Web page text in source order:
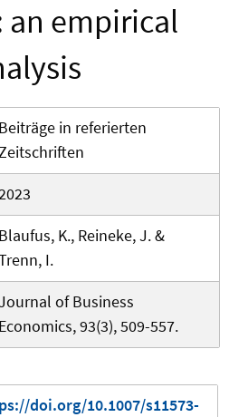
an empirical
Beiträge in referierten
Blaufus, K., Reineke, J. &
I.
of Business
Economics, 93(3), 509-557.
doi.org/10.1007/s11573-